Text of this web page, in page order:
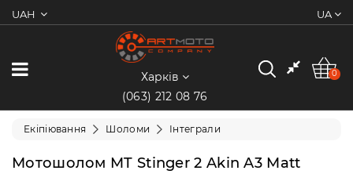
UAH UA
0
Категорії
Мотоцикли
Харків
(063) 212 08 76
0
Екіпіювання Шоломи Інтеграли
Мотошолом MT Stinger 2 Akin A3 Matt